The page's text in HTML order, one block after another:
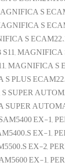
S
S
S
PLUS
EX-1,
EX-1,
EX-2,
EX-1,